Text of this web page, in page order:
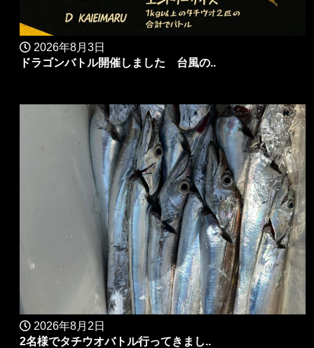
2026年8月3日
ドラゴンバトル開催しました 台風の..
2026年8月2日
2名様でタチウオバトル行ってきまし..